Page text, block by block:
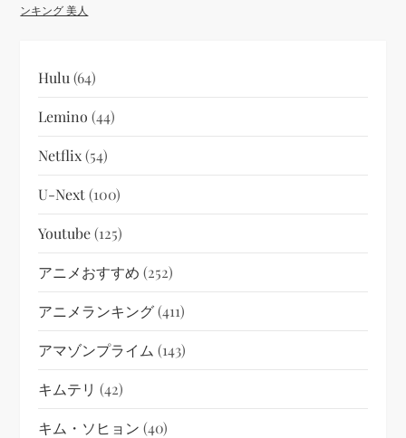
ンキング 美人
Hulu (64)
Lemino (44)
Netflix(54)
U-Next(100)
Youtube(125)
アニメおすすめ (252)
アニメランキング(411)
アマゾンプライム (143)
キムテリ (42)
キム・ソヒョン (40)